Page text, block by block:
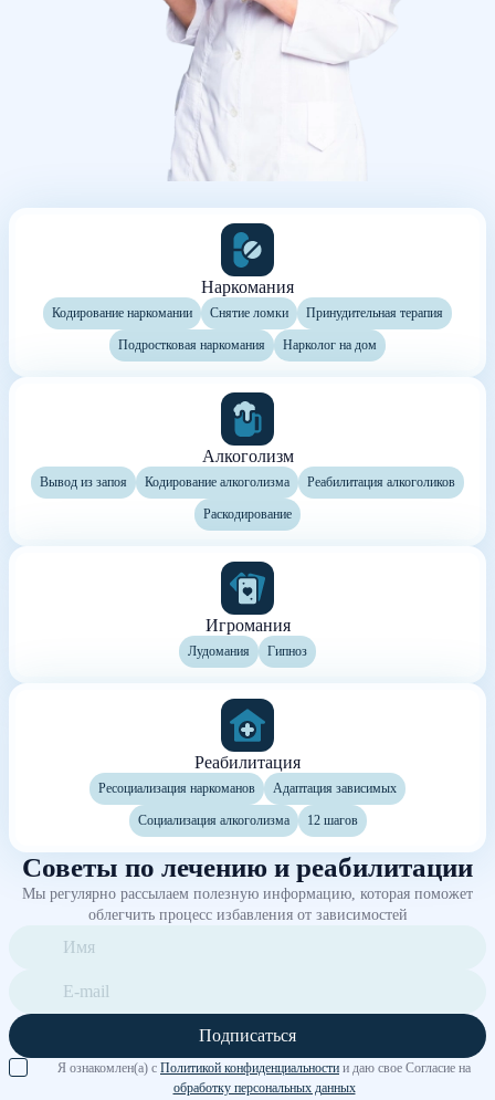
Наркомания
Кодирование наркомании Снятие ломки Принудительная терапия
Подростковая наркомания Нарколог на дом
Алкоголизм
Вывод из запоя Кодирование алкоголизма Реабилитация алкоголиков
Раскодирование
Игромания
Лудомания Гипноз
Реабилитация
Ресоциализация наркоманов Адаптация зависимых
Социализация алкоголизма 12 шагов
Советы по лечению и реабилитации
Мы регулярно рассылаем полезную информацию, которая поможет
облегчить процесс избавления от зависимостей
Подписаться
Я ознакомлен(а) с Политикой конфиденциальности и даю свое Согласие на
обработку персональных данных